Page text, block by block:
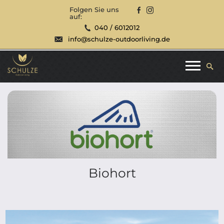
Folgen Sie uns
auf:
040 / 6012012
info@schulze-outdoorliving.de
Biohort